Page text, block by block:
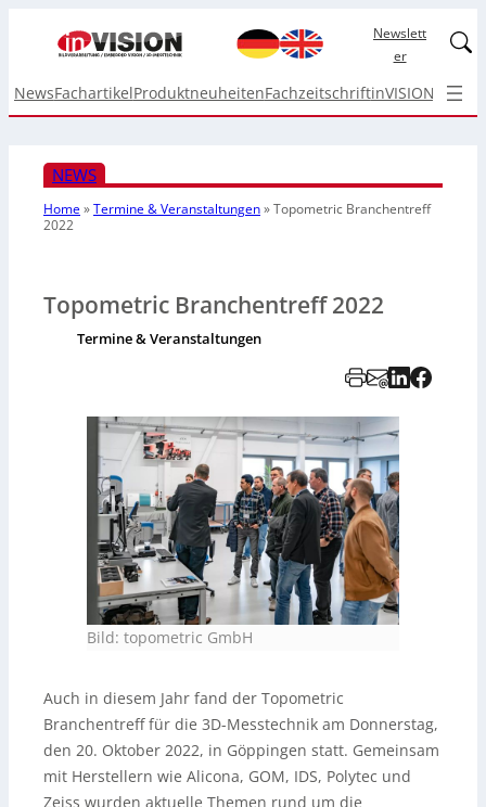
Newslett
er
NewsFachartikelProduktneuheitenFachzeitschriftinVISION Top
NEWS
Home»Termine & Veranstaltungen»Topometric Branchentreff
2022
Topometric Branchentreff 2022
Termine & Veranstaltungen
Bild: topometric GmbH
Auch in diesem Jahr fand der Topometric
Branchentreff für die 3D-Messtechnik am Donnerstag,
den 20. Oktober 2022, in Göppingen statt. Gemeinsam
mit Herstellern wie Alicona, GOM, IDS, Polytec und
Zeiss wurden aktuelle Themen rund um die